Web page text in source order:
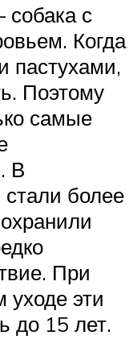
собака с
Когда
пастухами,
Поэтому
самые
В
более
При
эти
до 15 лет.